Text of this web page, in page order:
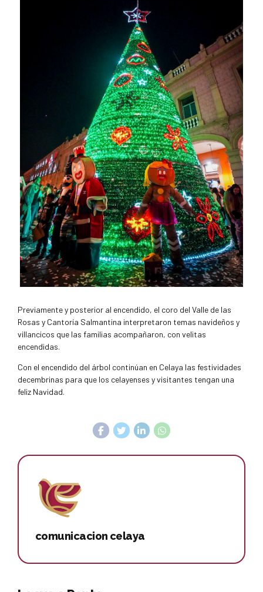
Previamente y posterior al encendido, el coro del Valle de las
Rosas y Cantoría Salmantina interpretaron temas navideños y
villancicos que las familias acompañaron, con velitas
encendidas.
Con el encendido del árbol continúan en Celaya las festividades
decembrinas para que los celayenses y visitantes tengan una
feliz Navidad.
comunicacion celaya